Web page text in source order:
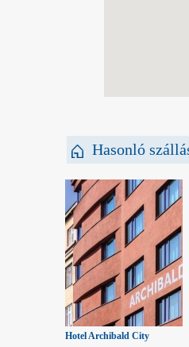
Hasonló
Hotel Archibald City